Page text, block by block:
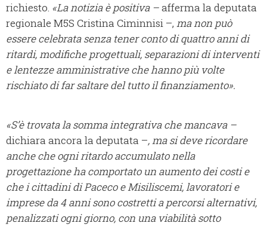
richiesto. «La notizia è positiva –afferma la deputata
regionale M5S Cristina Ciminnisi –, ma non può
essere celebrata senza tener conto di quattro anni di
ritardi, modifiche progettuali, separazioni di interventi
e lentezze amministrative che hanno più volte
rischiato di far saltare del tutto il finanziamento».
«S’è trovata la somma integrativa che mancava –
dichiara ancora la deputata –, ma si deve ricordare
anche che ogni ritardo accumulato nella
progettazione ha comportato un aumento dei costi e
che i cittadini di Paceco e Misiliscemi, lavoratori e
imprese da 4 anni sono costretti a percorsi alternativi,
penalizzati ogni giorno, con una viabilità sotto